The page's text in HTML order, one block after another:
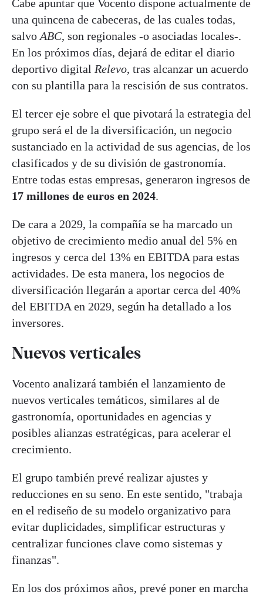
Cabe apuntar que Vocento dispone actualmente de
una quincena de cabeceras, de las cuales todas,
salvo ABC, son regionales -o asociadas locales-.
En los próximos días, dejará de editar el diario
deportivo digital Relevo, tras alcanzar un acuerdo
con su plantilla para la rescisión de sus contratos.
El tercer eje sobre el que pivotará la estrategia del
grupo será el de la diversificación, un negocio
sustanciado en la actividad de sus agencias, de los
clasificados y de su división de gastronomía.
Entre todas estas empresas, generaron ingresos de
17 millones de euros en 2024.
De cara a 2029, la compañía se ha marcado un
objetivo de crecimiento medio anual del 5% en
ingresos y cerca del 13% en EBITDA para estas
actividades. De esta manera, los negocios de
diversificación llegarán a aportar cerca del 40%
del EBITDA en 2029, según ha detallado a los
inversores.
Nuevos verticales
Vocento analizará también el lanzamiento de
nuevos verticales temáticos, similares al de
gastronomía, oportunidades en agencias y
posibles alianzas estratégicas, para acelerar el
crecimiento.
El grupo también prevé realizar ajustes y
reducciones en su seno. En este sentido, "trabaja
en el rediseño de su modelo organizativo para
evitar duplicidades, simplificar estructuras y
centralizar funciones clave como sistemas y
finanzas".
En los dos próximos años, prevé poner en marcha